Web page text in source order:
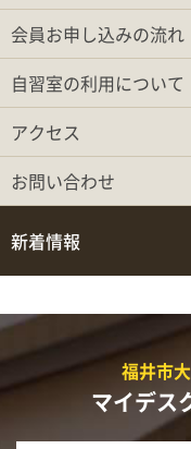
会員お申し込みの流れ
自習室の利用について
アクセス
お問い合わせ
新着情報
福井市
マイデス